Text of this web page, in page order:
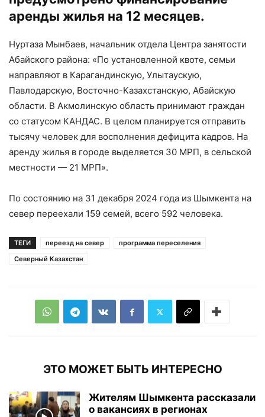
аренды жилья на 12 месяцев.
Нуртаза Мынбаев, начальник отдела Центра занятости
Абайского района: «По установленной квоте, семьи
направляют в Карагандинскую, Улытаускую,
Павлодарскую, Восточно-Казахстанскую, Абайскую
области. В Акмолинскую область принимают граждан
со статусом КАНДАС. В целом планируется отправить
тысячу человек для восполнения дефицита кадров. На
аренду жилья в городе выделяется 30 МРП, в сельской
местности — 21 МРП».
По состоянию на 31 декабря 2024 года из Шымкента на
север переехали 159 семей, всего 592 человека.
ТЕГИ переезд на север
программа переселения
Северный Казахстан
ЭТО МОЖЕТ БЫТЬ ИНТЕРЕСНО
Жителям Шымкента рассказали
о вакансиях в регионах